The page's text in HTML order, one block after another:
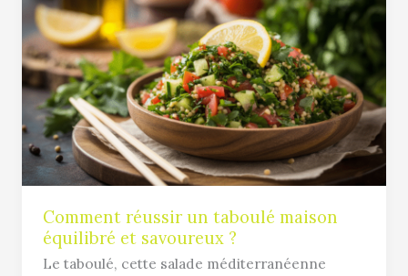
Comment réussir un taboulé maison
équilibré et savoureux ?
Le taboulé, cette salade méditerranéenne
réussir
un
taboulé
maison
équilibré
et
savoureux
?